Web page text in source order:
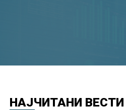
НАЈЧИТАНИ ВЕСТИ